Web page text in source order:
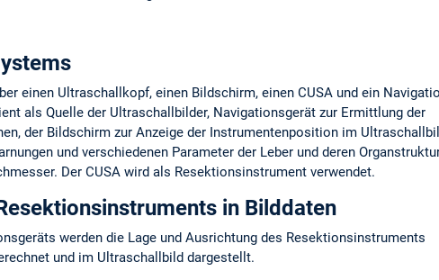
einen Ultraschallkopf, einen Bildschirm, einen CUSA und ein
als Quelle der Ultraschallbilder, Navigationsgerät zur Ermittlung der
der Bildschirm zur Anzeige der Instrumentenposition im
und verschiedenen Parameter der Leber und deren
Der CUSA wird als Resektionsinstrument verwendet.
in Bilddaten
werden die Lage und Ausrichtung des Resektionsinstruments
und im Ultraschallbild dargestellt.